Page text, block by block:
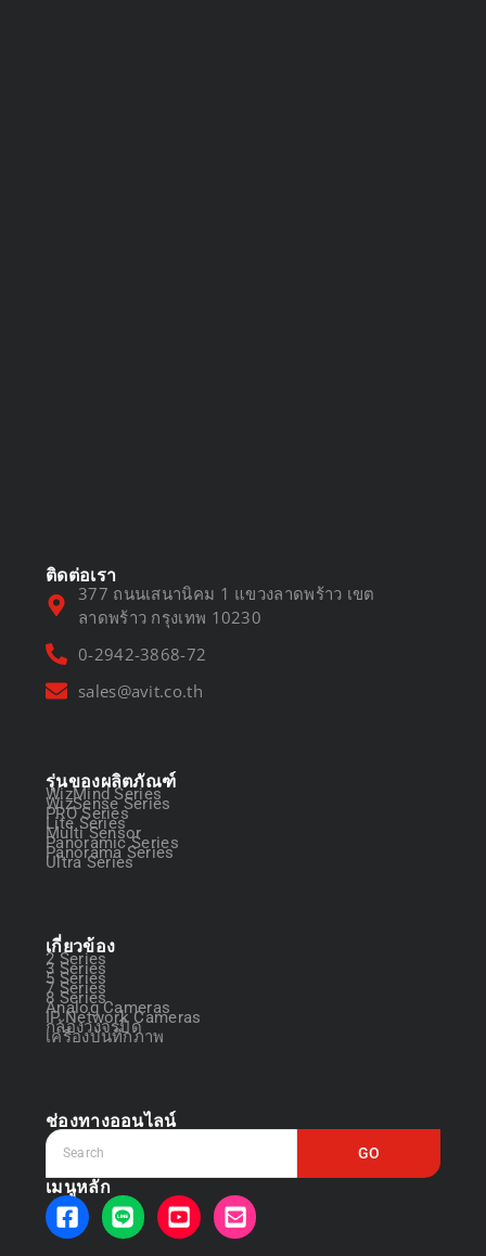
ติดต่อเรา
377 ถนนเสนานิคม 1 แขวงลาดพร้าว เขต
ลาดพร้าว กรุงเทพ 10230
0-2942-3868-72
sales@avit.co.th
รุ่นของผลิตภัณฑ์
WizMind Series
WizSense Series
PRO Series
Lite Series
Multi Sensor
Panoramic Series
Panorama Series
Ultra Series
เกี่ยวข้อง
2 Series
3 Series
5 Series
7 Series
8 Series
Analog Cameras
IP Network Cameras
กล้องวงจรปิด
เครื่องบันทึกภาพ
ช่องทางออนไลน์
GO
เมนูหลัก